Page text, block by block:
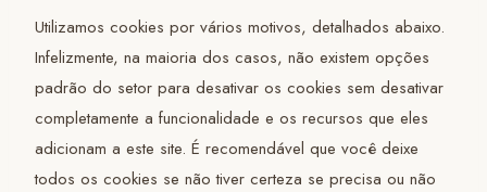
Utilizamos cookies por vários motivos, detalhados abaixo.
Infelizmente, na maioria dos casos, não existem opções
padrão do setor para desativar os cookies sem desativar
completamente a funcionalidade e os recursos que eles
adicionam a este site. É recomendável que você deixe
todos os cookies se não tiver certeza se precisa ou não